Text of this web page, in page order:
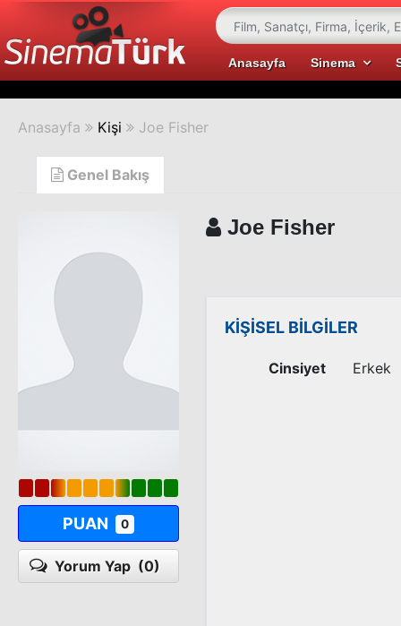
Anasayfa Sinema
Anasayfa Kişi Joe Fisher
Genel Bakış
PUAN 0
Yorum Yap (0)
Joe Fisher
KİŞİSEL BİLGİLER
Cinsiyet Erkek